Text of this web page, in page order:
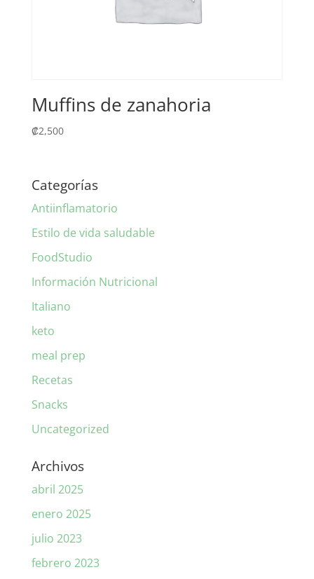
Muffins de zanahoria
₡2,500
Categorías
Antiinflamatorio
Estilo de vida saludable
FoodStudio
Información Nutricional
Italiano
keto
meal prep
Recetas
Snacks
Uncategorized
Archivos
abril 2025
enero 2025
julio 2023
febrero 2023